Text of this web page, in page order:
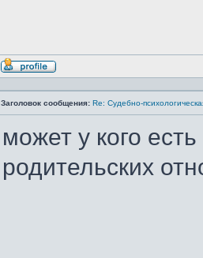
Профиль
Заголовок сообщения: Re: Судебно-
может у кого
родительских